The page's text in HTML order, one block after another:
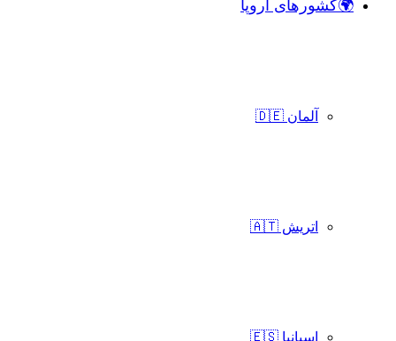
🌍کشورهای اروپا
آلمان 🇩🇪
اتریش 🇦🇹
اسپانیا 🇪🇸